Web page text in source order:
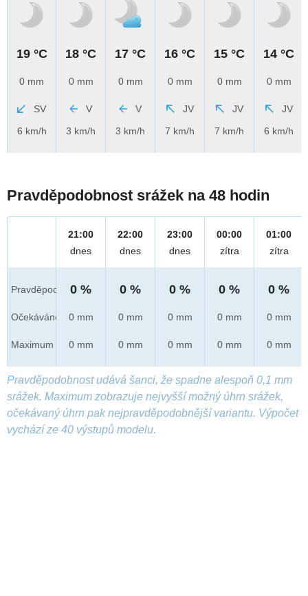
19 °C
0 mm
SV
6 km/h
18 °C
0 mm
V
3 km/h
17 °C
0 mm
V
3 km/h
16 °C
0 mm
JV
7 km/h
15 °C
0 mm
JV
7 km/h
14 °C
0 mm
JV
6 km/h
Pravděpodobnost srážek na 48 hodin
Pravděpod.
Očekáváno
Maximum
21:00
dnes
0 %
0 mm
0 mm
22:00
dnes
0 %
0 mm
0 mm
23:00
dnes
0 %
0 mm
0 mm
00:00
zítra
0 %
0 mm
0 mm
01:00
zítra
0 %
0 mm
0 mm
Pravděpodobnost udává šanci, že spadne alespoň 0,1 mm
srážek. Maximum zobrazuje nejvyšší možný úhrn srážek,
očekávaný úhrn pak nejpravděpodobnější variantu. Výpočet
vychází ze 40 výstupů modelu.